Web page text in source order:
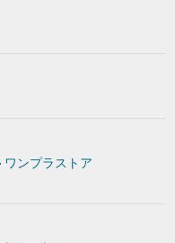
ワンプラストア